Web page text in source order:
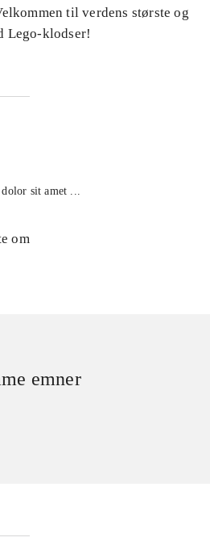
til verdens største og
Lego-klodser!
sit amet ...
om
emner